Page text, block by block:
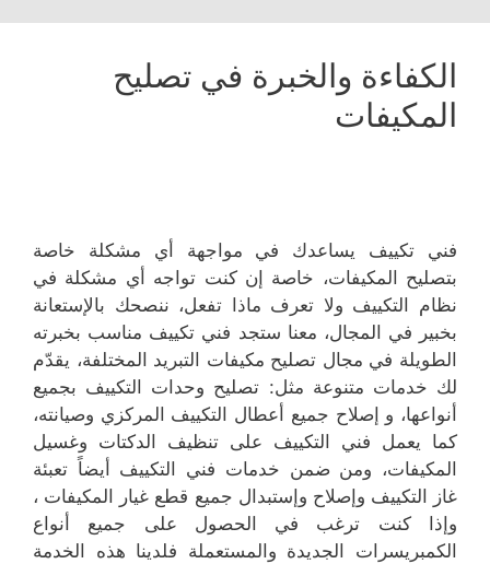
الكفاءة والخبرة في تصليح
المكيفات
فني تكييف يساعدك في مواجهة أي مشكلة خاصة
بتصليح المكيفات، خاصة إن كنت تواجه أي مشكلة في
نظام التكييف ولا تعرف ماذا تفعل، ننصحك بالإستعانة
بخبير في المجال، معنا ستجد فني تكييف مناسب بخبرته
الطويلة في مجال تصليح مكيفات التبريد المختلفة، يقدّم
لك خدمات متنوعة مثل: تصليح وحدات التكييف بجميع
أنواعها، و إصلاح جميع أعطال التكييف المركزي وصيانته،
كما يعمل فني التكييف على تنظيف الدكتات وغسيل
المكيفات، ومن ضمن خدمات فني التكييف أيضاً تعبئة
غاز التكييف وإصلاح وإستبدال جميع قطع غيار المكيفات ،
وإذا كنت ترغب في الحصول على جميع أنواع
الكمبريسرات الجديدة والمستعملة فلدينا هذه الخدمة